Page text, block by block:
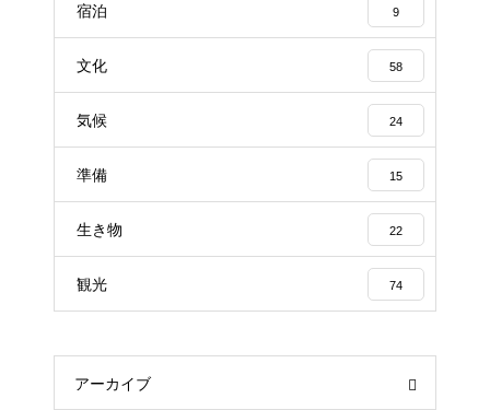
宿泊 9
文化 58
気候 24
準備 15
生き物 22
観光 74
アーカイブ